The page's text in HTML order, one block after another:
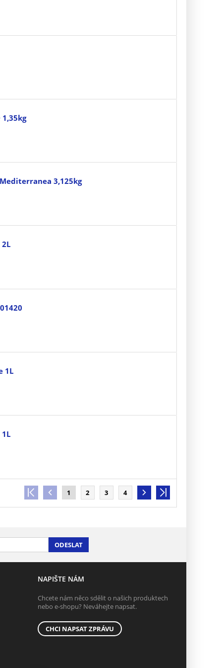
3,125kg
1L
1 2 3 4
ODESLAT
NAPIŠTE NÁM
Chcete nám něco sdělit o našich produktech
nebo e-shopu? Neváhejte napsat.
CHCI NAPSAT ZPRÁVU